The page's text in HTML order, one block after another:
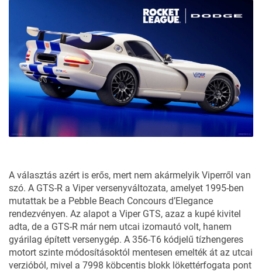
A választás azért is erős, mert nem akármelyik Viperről van
szó. A GTS-R a Viper versenyváltozata, amelyet 1995-ben
mutattak be a Pebble Beach Concours d’Elegance
rendezvényen. Az alapot a Viper GTS, azaz a kupé kivitel
adta, de a GTS-R már nem utcai izomautó volt, hanem
gyárilag épített versenygép. A 356-T6 kódjelű tízhengeres
motort szinte módosításoktól mentesen emelték át az utcai
verzióból, mivel a 7998 köbcentis blokk lökettérfogata pont